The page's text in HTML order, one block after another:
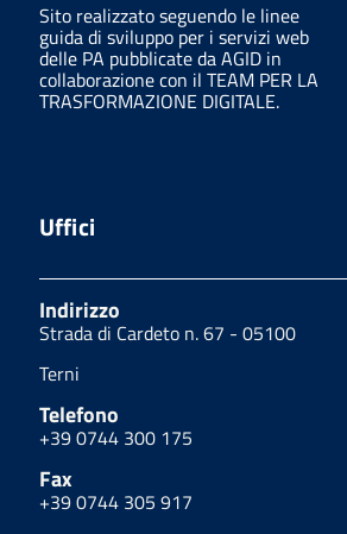
Sito realizzato seguendo le linee
guida di sviluppo per i servizi web
delle PA pubblicate da AGID in
collaborazione con il TEAM PER LA
TRASFORMAZIONE DIGITALE.
Uffici
Indirizzo
Strada di Cardeto n. 67 - 05100
Terni
Telefono
+39 0744 300 175
Fax
+39 0744 305 917